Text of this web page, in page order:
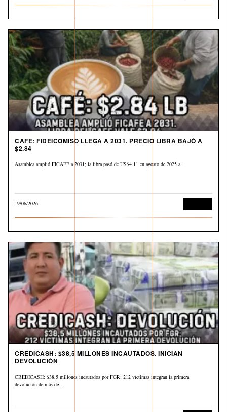
CAFE: FIDEICOMISO LLEGA A 2031. PRECIO LIBRA BAJÓ A
$2.84
Asamblea amplió FICAFE a 2031; la libra pasó de US$4.11 en agosto de 2025 a…
19/06/2026
CREDICASH: $38,5 MILLONES INCAUTADOS. INICIAN
DEVOLUCIÓN
CREDICASH: $38,5 millones incautados por FGR; 212 víctimas integran la primera
devolución de más de…